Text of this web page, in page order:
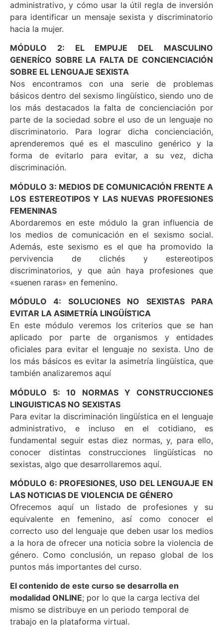
administrativo, y cómo usar la útil regla de inversión
para identificar un mensaje sexista y discriminatorio
hacia la mujer.
MÓDULO 2: EL EMPUJE DEL MASCULINO
GENERÍCO SOBRE LA FALTA DE CONCIENCIACIÓN
SOBRE EL LENGUAJE SEXISTA
Nos encontramos con una serie de problemas
básicos dentro del sexismo lingüístico, siendo uno de
los más destacados la falta de concienciación por
parte de la sociedad sobre el uso de un lenguaje no
discriminatorio. Para lograr dicha concienciación,
aprenderemos qué es el masculino genérico y la
forma de evitarlo para evitar, a su vez, dicha
discriminación.
MÓDULO 3: MEDIOS DE COMUNICACIÓN FRENTE A
LOS ESTEREOTIPOS Y LAS NUEVAS PROFESIONES
FEMENINAS
Abordaremos en este módulo la gran influencia de
los medios de comunicación en el sexismo social.
Además, este sexismo es el que ha promovido la
pervivencia de clichés y estereotipos
discriminatorios, y que aún haya profesiones que
«suenen raras» en femenino.
MÓDULO 4: SOLUCIONES NO SEXISTAS PARA
EVITAR LA ASIMETRÍA LINGÜÍSTICA
En este módulo veremos los criterios que se han
aplicado por parte de organismos y entidades
oficiales para evitar el lenguaje no sexista. Uno de
los más básicos es evitar la asimetría lingüística, que
también analizaremos aquí
MÓDULO 5: 10 NORMAS Y CONSTRUCCIONES
LINGUISTICAS NO SEXISTAS
Para evitar la discriminación lingüística en el lenguaje
administrativo, e incluso en el cotidiano, es
fundamental seguir estas diez normas, y, para ello,
conocer distintas construcciones lingüísticas no
sexistas, algo que desarrollaremos aquí.
MÓDULO 6: PROFESIONES, USO DEL LENGUAJE EN
LAS NOTICIAS DE VIOLENCIA DE GÉNERO
Ofrecemos aquí un listado de profesiones y su
equivalente en femenino, así como conocer el
correcto uso del lenguaje que deben usar los medios
a la hora de ofrecer una noticia sobre la violencia de
género. Como conclusión, un repaso global de los
puntos más importantes del curso.
El contenido de este curso se desarrolla en
modalidad ONLINE; por lo que la carga lectiva del
mismo se distribuye en un periodo temporal de
trabajo en la plataforma virtual.